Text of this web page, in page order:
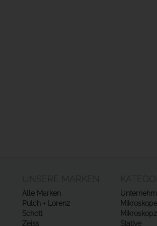
UNSERE MARKEN
Alle Marken
Pulch + Lorenz
Schott
Zeiss
Mikroskope
Stative